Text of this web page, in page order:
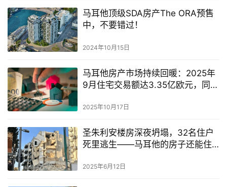
马耳他顶级SDA房产The ORA预售
中，不要错过！
2024年10月15日
马耳他房产市场持续回暖：2025年
9月住宅交易额达3.35亿欧元，同比
2025年10月17日
圣朱利安楼房深夜坍塌，32名住户
死里逃生——马耳他的房子还能住
2025年6月12日